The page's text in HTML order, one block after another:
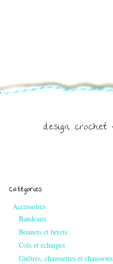
Catégories
Accessoires
Bandeaux
Bonnets et bérets
Cols et écharpes
Guêtres, chaussettes et chaussons